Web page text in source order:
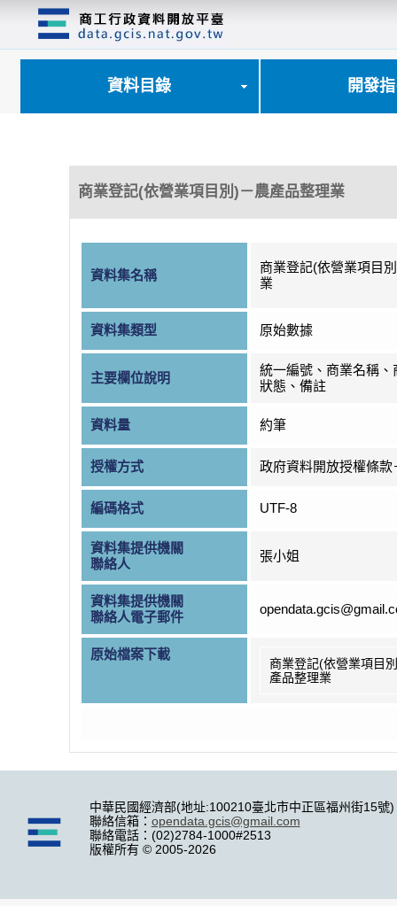
資料目錄 開發
商業登記(依營業項目別)－農產品整理業
資料集名稱
商業登記(依營業項目
業
資料集類型 原始數據
主要欄位說明
統一編號、商業名稱、
狀態、備註
資料量 約筆
授權方式 政府資料開放授權條款
編碼格式 UTF-8
資料集提供機關
聯絡人
張小姐
資料集提供機關
聯絡人電子郵件
原始檔案下載
商業登記(依營業項目
產品整理業
中華民國經濟部(地址:100210臺北市中正區福州街15號)
聯絡信箱： opendata.gcis@gmail.com
聯絡電話：(02)2784-1000#2513
版權所有 © 2005-2026